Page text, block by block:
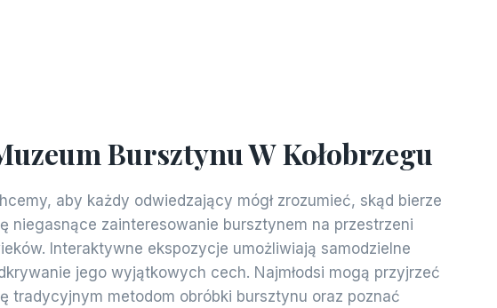
Bursztynu W Kołobrzegu
aby każdy odwiedzający mógł zrozumieć, skąd bierze
niegasnące zainteresowanie bursztynem na przestrzeni
Interaktywne ekspozycje umożliwiają samodzielne
jego wyjątkowych cech. Najmłodsi mogą przyjrzeć
tradycyjnym metodom obróbki bursztynu oraz poznać